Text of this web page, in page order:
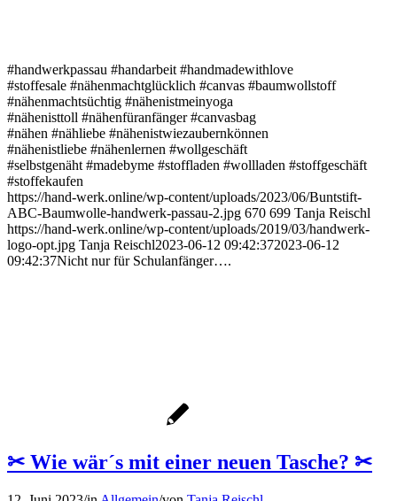
#handwerkpassau #handarbeit #handmadewithlove
#stoffesale #nähenmachtglücklich #canvas #baumwollstoff
#nähenmachtsüchtig #nähenistmeinyoga
#nähenisttoll #nähenfüranfänger #canvasbag
#nähen #nähliebe #nähenistwiezaubernkönnen
#nähenistliebe #nähenlernen #wollgeschäft
#selbstgenäht #madebyme #stoffladen #wollladen #stoffgeschäft
#stoffekaufen
https://hand-werk.online/wp-content/uploads/2023/06/Buntstift-
ABC-Baumwolle-handwerk-passau-2.jpg 670 699 Tanja Reischl
https://hand-werk.online/wp-content/uploads/2019/03/handwerk-
logo-opt.jpg Tanja Reischl2023-06-12 09:42:372023-06-12
09:42:37Nicht nur für Schulanfänger….
✂ Wie wär´s mit einer neuen Tasche? ✂